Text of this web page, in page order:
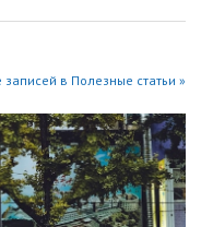
записей в Полезные статьи »